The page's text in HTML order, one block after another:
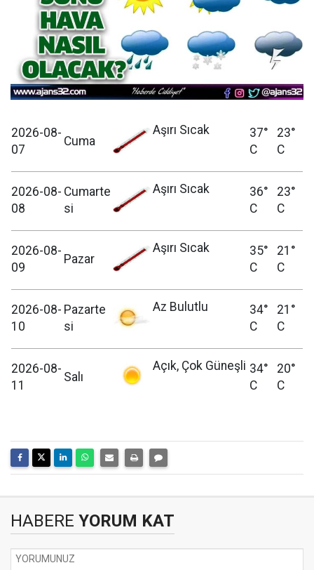
2026-08-
07
Cuma
Aşırı Sıcak
37°
C
23°
C
2026-08-
08
Cumarte
si
Aşırı Sıcak
36°
C
23°
C
2026-08-
09
Pazar
Aşırı Sıcak
35°
C
21°
C
2026-08-
10
Pazarte
si
Az Bulutlu
34°
C
21°
C
2026-08-
11
Salı
Açık, Çok Güneşli 34°
C
20°
C
HABERE YORUM KAT